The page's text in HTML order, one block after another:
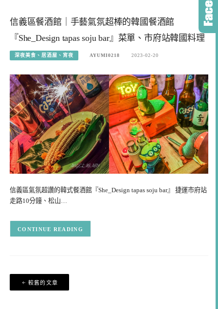
信義區餐酒館｜手藝氣氛超棒的韓國餐酒館
『She_Design tapas soju bar』菜單、市府站韓國料理
深夜美食、居酒屋、宵夜 AYUMI0218 2023-02-20
信義區氣氛超讚的韓式餐酒館『She_Design tapas soju bar』 捷運市府站
走路10分鐘、松山…
CONTINUE READING
文
章
較舊的文章